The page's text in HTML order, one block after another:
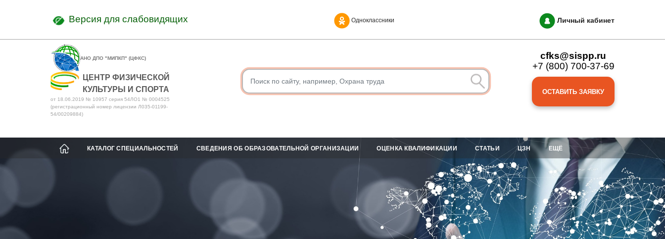
Версия для слабовидящих Одноклассники Личный кабинет
АНО ДПО "МИПКП" (ЦФКС)
ЦЕНТР ФИЗИЧЕСКОЙ
КУЛЬТУРЫ И СПОРТА
от 18.06.2019 № 10957 серия 54ЛО1 № 0004525
(регистрационный номер лицензии Л035-01199-
54/00209884)
cfks@sispp.ru
+7 (800) 700-37-69
ОСТАВИТЬ ЗАЯВКУ
КАТАЛОГ СПЕЦИАЛЬНОСТЕЙ СВЕДЕНИЯ ОБ ОБРАЗОВАТЕЛЬНОЙ ОРГАНИЗАЦИИ ОЦЕНКА КВАЛИФИКАЦИИ СТАТЬИ ЦЗН ЕЩЁ